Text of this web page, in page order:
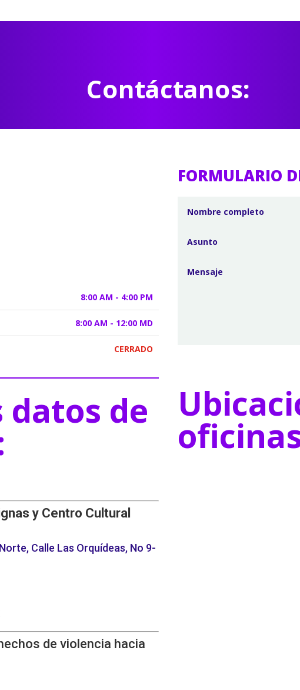
Contáctanos:
8:00 AM - 4:00 PM
8:00 AM - 12:00 MD
CERRADO
de
y Centro Cultural
Calle Las Orquídeas, No 9-
de violencia hacia
FORMULARIO